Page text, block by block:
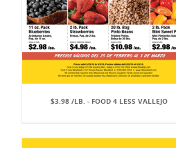
$3.98 /LB. - FOOD 4 LESS VALLEJO